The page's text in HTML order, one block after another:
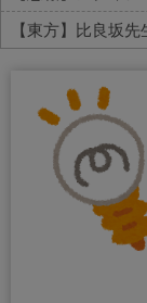
【東方】比良坂